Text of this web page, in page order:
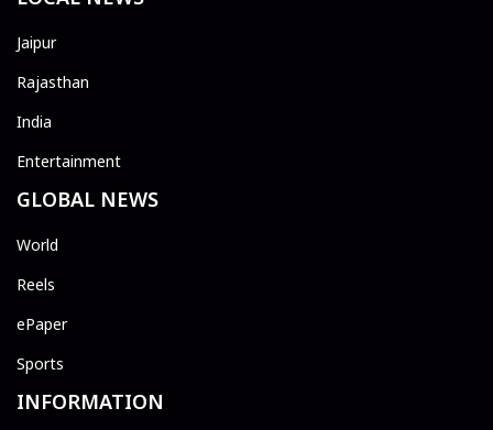
Jaipur
Rajasthan
India
Entertainment
GLOBAL NEWS
World
Reels
ePaper
Sports
INFORMATION